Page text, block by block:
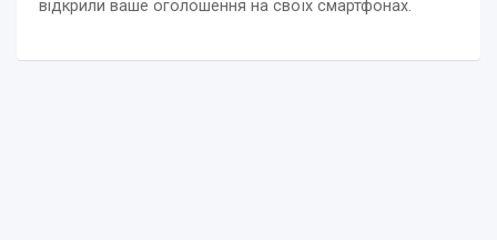
відкрили ваше оголошення на своїх смартфонах.